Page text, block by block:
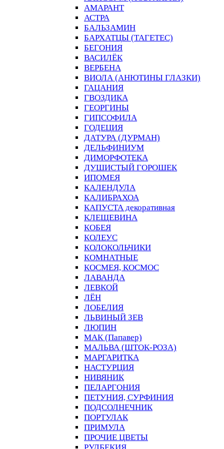
АМАРАНТ
АСТРА
БАЛЬЗАМИН
БАРХАТЦЫ (ТАГЕТЕС)
БЕГОНИЯ
ВАСИЛЁК
ВЕРБЕНА
ВИОЛА (АНЮТИНЫ ГЛАЗКИ)
ГАЦАНИЯ
ГВОЗДИКА
ГЕОРГИНЫ
ГИПСОФИЛА
ГОДЕЦИЯ
ДАТУРА (ДУРМАН)
ДЕЛЬФИНИУМ
ДИМОРФОТЕКА
ДУШИСТЫЙ ГОРОШЕК
ИПОМЕЯ
КАЛЕНДУЛА
КАЛИБРАХОА
КАПУСТА декоративная
КЛЕЩЕВИНА
КОБЕЯ
КОЛЕУС
КОЛОКОЛЬЧИКИ
КОМНАТНЫЕ
КОСМЕЯ, КОСМОС
ЛАВАНДА
ЛЕВКОЙ
ЛЁН
ЛОБЕЛИЯ
ЛЬВИНЫЙ ЗЕВ
ЛЮПИН
МАК (Папавер)
МАЛЬВА (ШТОК-РОЗА)
МАРГАРИТКА
НАСТУРЦИЯ
НИВЯНИК
ПЕЛАРГОНИЯ
ПЕТУНИЯ, СУРФИНИЯ
ПОДСОЛНЕЧНИК
ПОРТУЛАК
ПРИМУЛА
ПРОЧИЕ ЦВЕТЫ